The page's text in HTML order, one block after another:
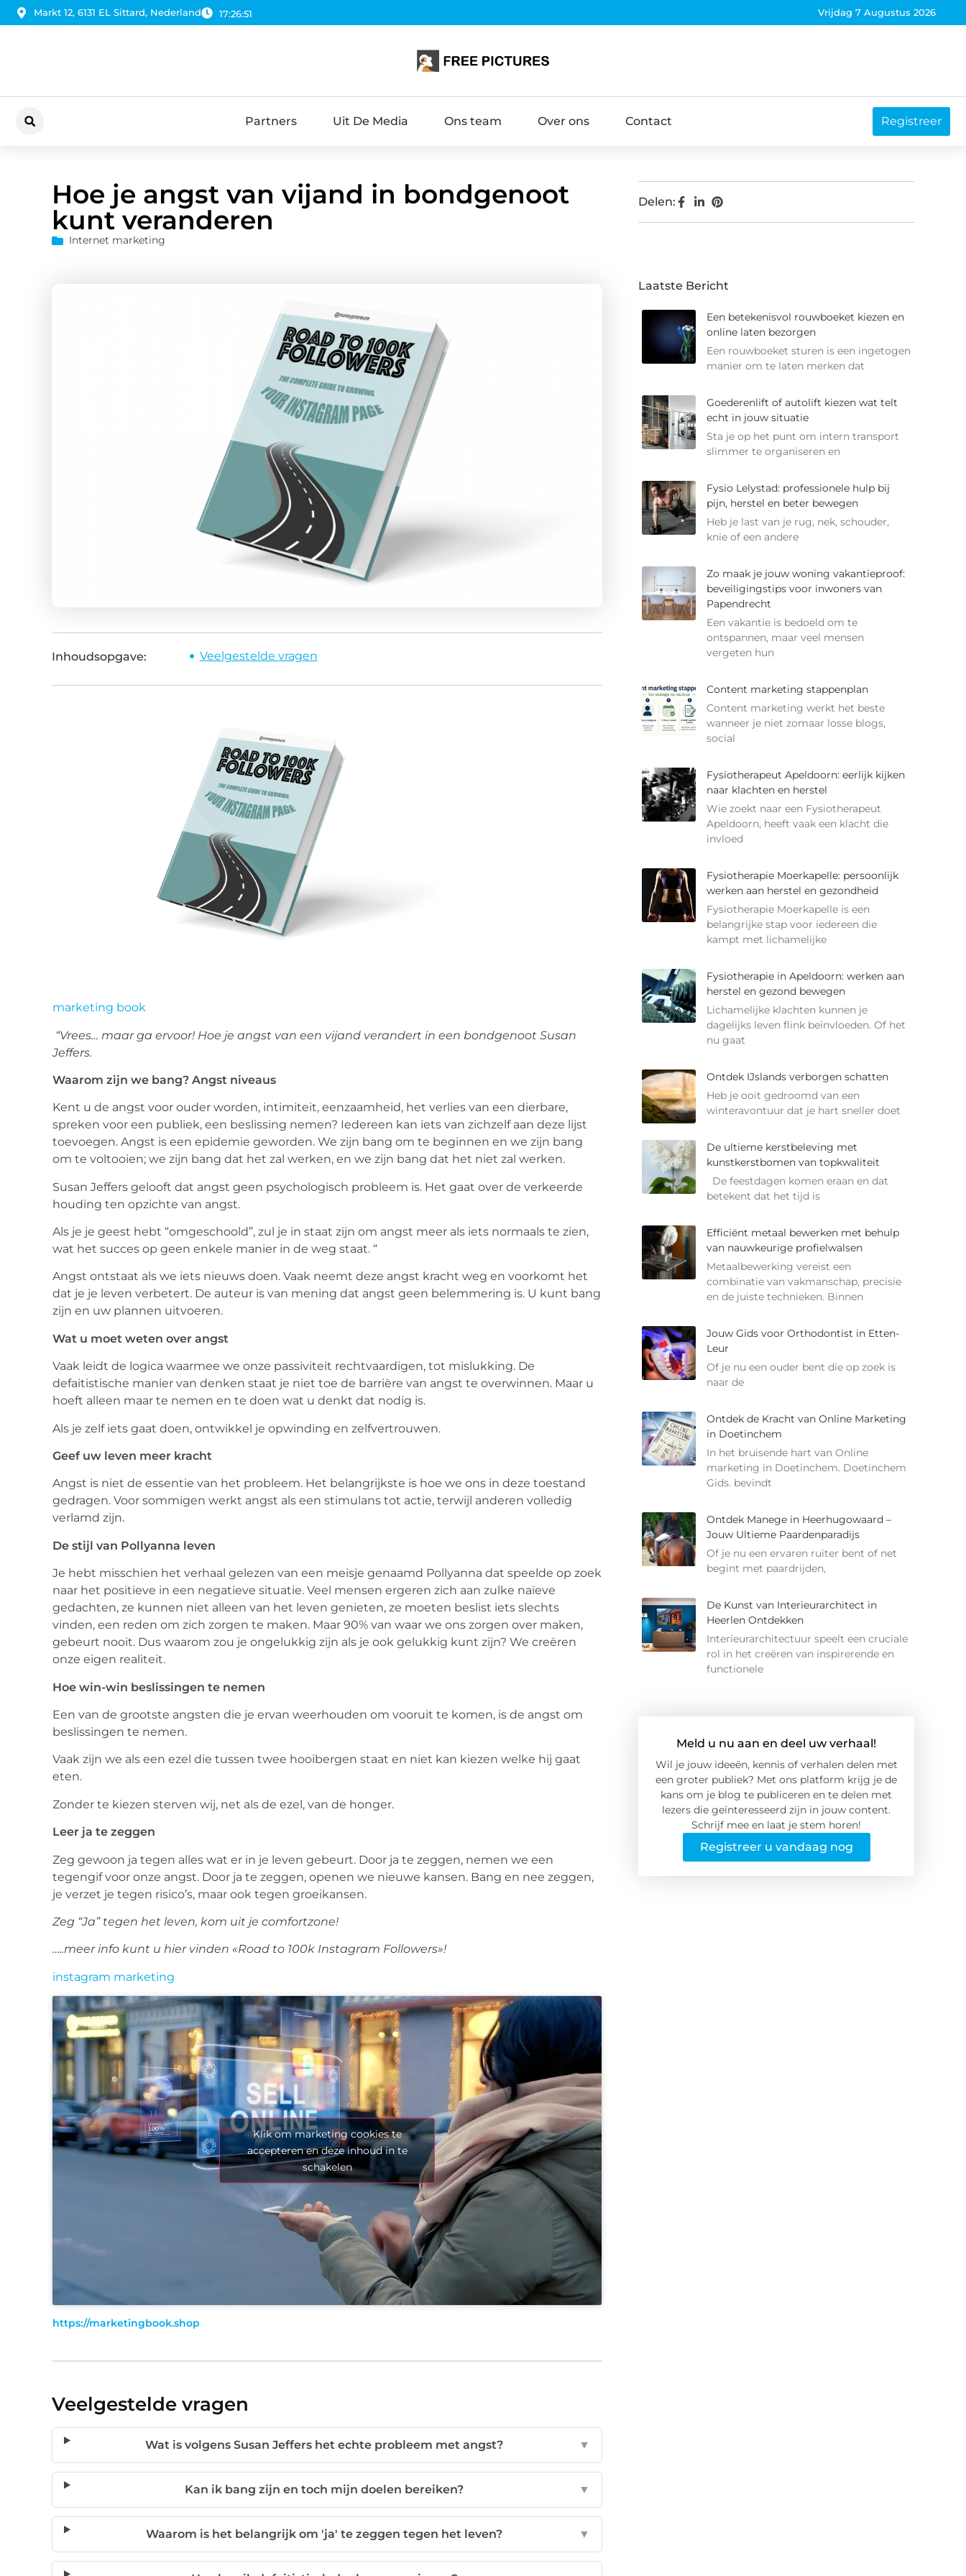
Markt 12, 6131 EL Sittard, Nederland 17:26:53 Vrijdag 7 Augustus 2026
Partners Uit De Media Ons team Over ons Contact Registreer
Hoe je angst van vijand in bondgenoot
kunt veranderen
Internet marketing
Inhoudsopgave: Veelgestelde vragen
marketing book
“Vrees… maar ga ervoor! Hoe je angst van een vijand verandert in een bondgenoot Susan
Jeffers.
Waarom zijn we bang? Angst niveaus
Kent u de angst voor ouder worden, intimiteit, eenzaamheid, het verlies van een dierbare,
spreken voor een publiek, een beslissing nemen? Iedereen kan iets van zichzelf aan deze lijst
toevoegen. Angst is een epidemie geworden. We zijn bang om te beginnen en we zijn bang
om te voltooien; we zijn bang dat het zal werken, en we zijn bang dat het niet zal werken.
Susan Jeffers gelooft dat angst geen psychologisch probleem is. Het gaat over de verkeerde
houding ten opzichte van angst.
Als je je geest hebt “omgeschoold”, zul je in staat zijn om angst meer als iets normaals te zien,
wat het succes op geen enkele manier in de weg staat. “
Angst ontstaat als we iets nieuws doen. Vaak neemt deze angst kracht weg en voorkomt het
dat je je leven verbetert. De auteur is van mening dat angst geen belemmering is. U kunt bang
zijn en uw plannen uitvoeren.
Wat u moet weten over angst
Vaak leidt de logica waarmee we onze passiviteit rechtvaardigen, tot mislukking. De
defaitistische manier van denken staat je niet toe de barrière van angst te overwinnen. Maar u
hoeft alleen maar te nemen en te doen wat u denkt dat nodig is.
Als je zelf iets gaat doen, ontwikkel je opwinding en zelfvertrouwen.
Geef uw leven meer kracht
Angst is niet de essentie van het probleem. Het belangrijkste is hoe we ons in deze toestand
gedragen. Voor sommigen werkt angst als een stimulans tot actie, terwijl anderen volledig
verlamd zijn.
De stijl van Pollyanna leven
Je hebt misschien het verhaal gelezen van een meisje genaamd Pollyanna dat speelde op zoek
naar het positieve in een negatieve situatie. Veel mensen ergeren zich aan zulke naïeve
gedachten, ze kunnen niet alleen van het leven genieten, ze moeten beslist iets slechts
vinden, een reden om zich zorgen te maken. Maar 90% van waar we ons zorgen over maken,
gebeurt nooit. Dus waarom zou je ongelukkig zijn als je ook gelukkig kunt zijn? We creëren
onze eigen realiteit.
Hoe win-win beslissingen te nemen
Een van de grootste angsten die je ervan weerhouden om vooruit te komen, is de angst om
beslissingen te nemen.
Vaak zijn we als een ezel die tussen twee hooibergen staat en niet kan kiezen welke hij gaat
eten.
Zonder te kiezen sterven wij, net als de ezel, van de honger.
Leer ja te zeggen
Zeg gewoon ja tegen alles wat er in je leven gebeurt. Door ja te zeggen, nemen we een
tegengif voor onze angst. Door ja te zeggen, openen we nieuwe kansen. Bang en nee zeggen,
je verzet je tegen risico’s, maar ook tegen groeikansen.
Zeg “Ja” tegen het leven, kom uit je comfortzone!
…..meer info kunt u hier vinden «Road to 100k Instagram Followers»!
instagram marketing
Klik om marketing cookies te
accepteren en deze inhoud in te
schakelen
https://marketingbook.shop
Veelgestelde vragen
Wat is volgens Susan Jeffers het echte probleem met angst? ▼
Kan ik bang zijn en toch mijn doelen bereiken? ▼
Waarom is het belangrijk om 'ja' te zeggen tegen het leven? ▼
Delen:
Laatste Bericht
Een betekenisvol rouwboeket kiezen en
online laten bezorgen
Een rouwboeket sturen is een ingetogen
manier om te laten merken dat
Goederenlift of autolift kiezen wat telt
echt in jouw situatie
Sta je op het punt om intern transport
slimmer te organiseren en
Fysio Lelystad: professionele hulp bij
pijn, herstel en beter bewegen
Heb je last van je rug, nek, schouder,
knie of een andere
Zo maak je jouw woning vakantieproof:
beveiligingstips voor inwoners van
Papendrecht
Een vakantie is bedoeld om te
ontspannen, maar veel mensen
vergeten hun
Content marketing stappenplan
Content marketing werkt het beste
wanneer je niet zomaar losse blogs,
social
Fysiotherapeut Apeldoorn: eerlijk kijken
naar klachten en herstel
Wie zoekt naar een Fysiotherapeut
Apeldoorn, heeft vaak een klacht die
invloed
Fysiotherapie Moerkapelle: persoonlijk
werken aan herstel en gezondheid
Fysiotherapie Moerkapelle is een
belangrijke stap voor iedereen die
kampt met lichamelijke
Fysiotherapie in Apeldoorn: werken aan
herstel en gezond bewegen
Lichamelijke klachten kunnen je
dagelijks leven flink beïnvloeden. Of het
nu gaat
Ontdek IJslands verborgen schatten
Heb je ooit gedroomd van een
winteravontuur dat je hart sneller doet
De ultieme kerstbeleving met
kunstkerstbomen van topkwaliteit
De feestdagen komen eraan en dat
betekent dat het tijd is
Efficiënt metaal bewerken met behulp
van nauwkeurige profielwalsen
Metaalbewerking vereist een
combinatie van vakmanschap, precisie
en de juiste technieken. Binnen
Jouw Gids voor Orthodontist in Etten-
Leur
Of je nu een ouder bent die op zoek is
naar de
Ontdek de Kracht van Online Marketing
in Doetinchem
In het bruisende hart van Online
marketing in Doetinchem. Doetinchem
Gids. bevindt
Ontdek Manege in Heerhugowaard –
Jouw Ultieme Paardenparadijs
Of je nu een ervaren ruiter bent of net
begint met paardrijden,
De Kunst van Interieurarchitect in
Heerlen Ontdekken
Interieurarchitectuur speelt een cruciale
rol in het creëren van inspirerende en
functionele
Meld u nu aan en deel uw verhaal!
Wil je jouw ideeën, kennis of verhalen delen met
een groter publiek? Met ons platform krijg je de
kans om je blog te publiceren en te delen met
lezers die geïnteresseerd zijn in jouw content.
Schrijf mee en laat je stem horen!
Registreer u vandaag nog